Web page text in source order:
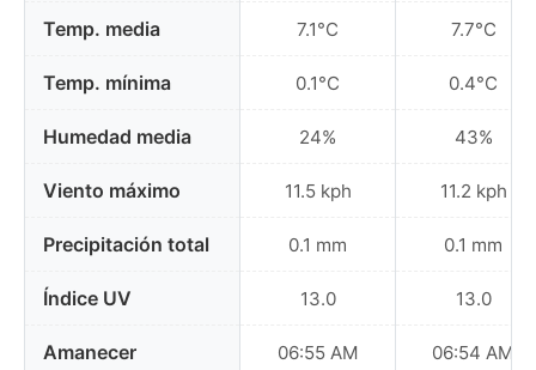
Temp. media
Temp. mínima
Humedad media
Viento máximo
Precipitación total
Índice UV
Amanecer
7.1°C
0.1°C
24%
11.5 kph
0.1 mm
13.0
06:55 AM
7.7°C
0.4°C
43%
11.2 kph
0.1 mm
13.0
06:54 AM